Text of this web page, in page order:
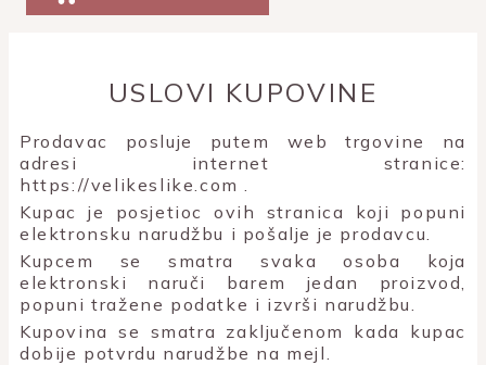
USLOVI KUPOVINE
Prodavac posluje putem web trgovine na
adresi internet stranice:
https://velikeslike.com
Kupac je posjetioc ovih stranica koji popuni
elektronsku narudžbu i pošalje je prodavcu.
Kupcem se smatra svaka osoba koja
elektronski naruči barem jedan proizvod,
popuni tražene podatke i izvrši narudžbu.
Kupovina se smatra zaključenom kada kupac
dobije potvrdu narudžbe na mejl.